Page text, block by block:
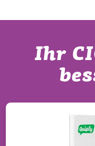
Ihr